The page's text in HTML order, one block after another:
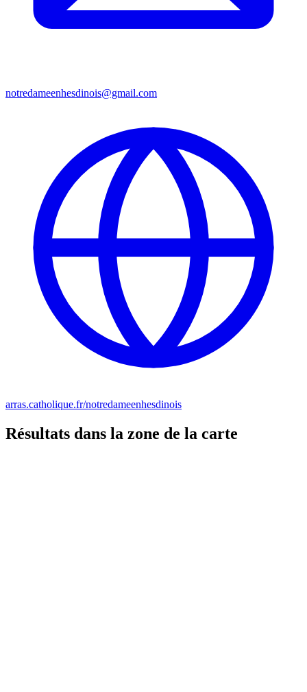
notredameenhesdinois@gmail.com
arras.catholique.fr/notredameenhesdinois
Résultats dans la zone de la carte